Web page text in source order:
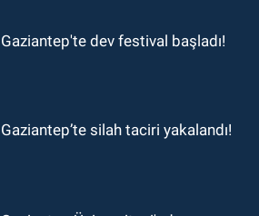
Gaziantep'te dev festival başladı!
Gaziantep’te silah taciri yakalandı!